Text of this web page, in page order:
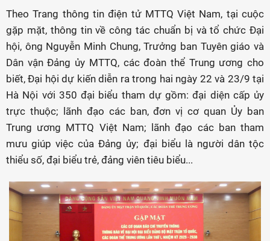
Theo Trang thông tin điện tử MTTQ Việt Nam, tại cuộc
gặp mặt, thông tin về công tác chuẩn bị và tổ chức Đại
hội, ông Nguyễn Minh Chung, Trưởng ban Tuyên giáo và
Dân vận Đảng ủy MTTQ, các đoàn thể Trung ương cho
biết, Đại hội dự kiến diễn ra trong hai ngày 22 và 23/9 tại
Hà Nội với 350 đại biểu tham dự gồm: đại diện cấp ủy
trực thuộc; lãnh đạo các ban, đơn vị cơ quan Ủy ban
Trung ương MTTQ Việt Nam; lãnh đạo các ban tham
mưu giúp việc của Đảng ủy; đại biểu là người dân tộc
thiểu số, đại biểu trẻ, đảng viên tiêu biểu...